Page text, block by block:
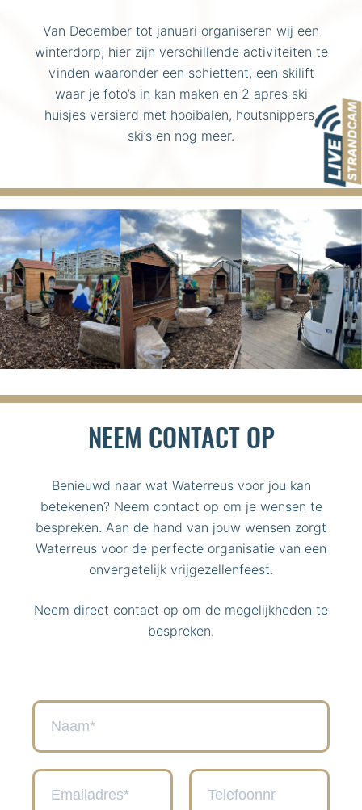
Van December tot januari organiseren wij een
winterdorp, hier zijn verschillende activiteiten te
vinden waaronder een schiettent, een skilift
waar je foto’s in kan maken en 2 apres ski
huisjes versierd met hooibalen, houtsnippers,
ski’s en nog meer.
NEEM CONTACT OP
Benieuwd naar wat Waterreus voor jou kan
betekenen? Neem contact op om je wensen te
bespreken. Aan de hand van jouw wensen zorgt
Waterreus voor de perfecte organisatie van een
onvergetelijk vrijgezellenfeest.
Neem direct contact op om de mogelijkheden te
bespreken.